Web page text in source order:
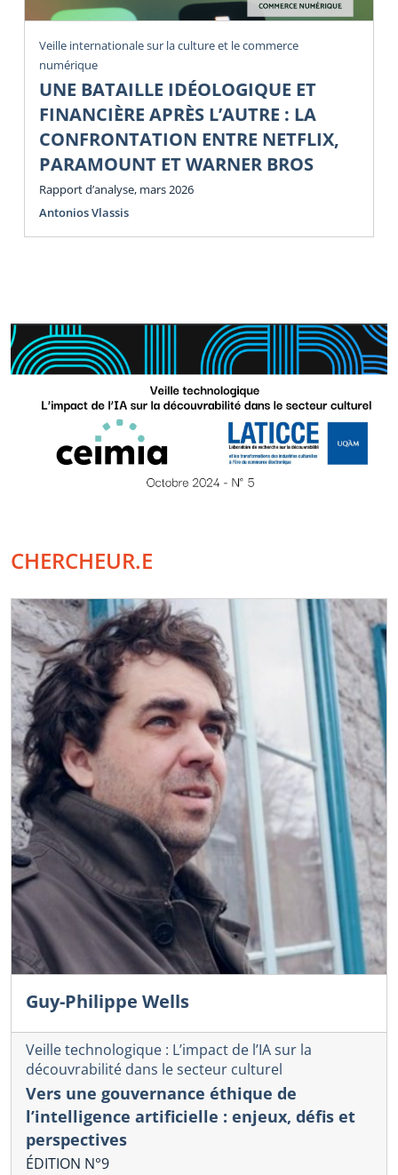
Veille internationale sur la culture et le commerce
numérique
UNE BATAILLE IDÉOLOGIQUE ET
FINANCIÈRE APRÈS L’AUTRE : LA
CONFRONTATION ENTRE NETFLIX,
PARAMOUNT ET WARNER BROS
Rapport d’analyse, mars 2026
Antonios Vlassis
CHERCHEUR.E
Guy-Philippe Wells
Veille technologique : L’impact de l’IA sur la
découvrabilité dans le secteur culturel
Vers une gouvernance éthique de
l’intelligence artificielle : enjeux, défis et
perspectives
ÉDITION N°9